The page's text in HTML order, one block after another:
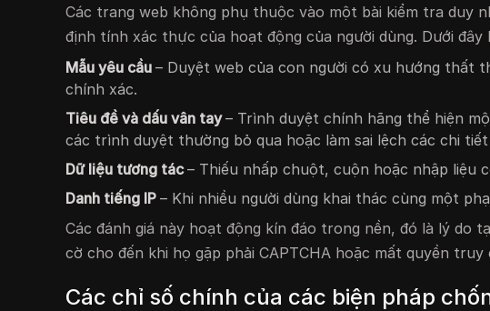
Các trang web không phụ thuộc vào một bài kiểm tra duy
định tính xác thực của hoạt động của người dùng. Dưới
Mẫu yêu cầu – Duyệt web của con người có xu hướng thất
chính xác.
Tiêu đề và dấu vân tay– Trình duyệt chính hãng thể hiện
các trình duyệt thường bỏ qua hoặc làm sai lệch các chi tiết
Dữ liệu tương tác– Thiếu nhấp chuột, cuộn hoặc nhập liệu
Danh tiếng IP – Khi nhiều người dùng khai thác cùng một
Các đánh giá này hoạt động kín đáo trong nền, đó là lý do
cờ cho đến khi họ gặp phải CAPTCHA hoặc mất quyền truy
Các chỉ số chính của các biện pháp